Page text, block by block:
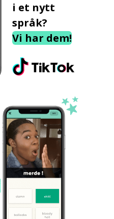
i et nytt
språk?
Vi har dem!